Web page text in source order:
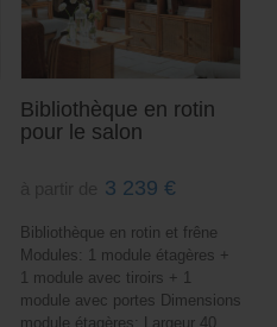
Bibliothèque en rotin
pour le salon
3 239 €
Bibliothèque en rotin et frêne
Modules: 1 module étagères +
1 module avec tiroirs + 1
module avec portes Dimensions
module étagères: Largeur 40